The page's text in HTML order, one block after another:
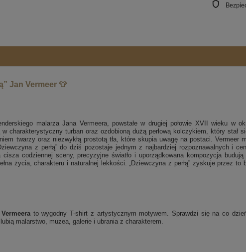
Jan Vermeer 👕
malarza Jana Vermeera, powstałe w drugiej połowie XVII wieku w
charakterystyczny turban oraz ozdobioną dużą perłową kolczykiem, który stał
twarzy oraz niezwykłą prostotą tła, które skupia uwagę na postaci.
z perłą” do dziś pozostaje jednym z najbardziej rozpoznawalnych i
codziennej sceny, precyzyjne światło i uporządkowana kompozycja
życia, charakteru i naturalnej lekkości. „Dziewczyna z perłą” zyskuje przez to
to wygodny T-shirt z artystycznym motywem. Sprawdzi się na co
malarstwo, muzea, galerie i ubrania z charakterem.